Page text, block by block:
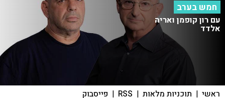
חמש בערב
עם רון קופמן ואריה
אלדד
ראשי | תוכניות מלאות |
RSS
| פייסבוק